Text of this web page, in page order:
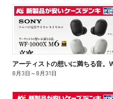
8月3日 ～8月31日